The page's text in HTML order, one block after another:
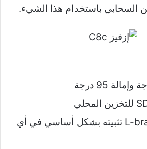
السحابي باستخدام هذا الشيء.
يتيح لك L-bracket تثبيته بشكل أساسي في أي